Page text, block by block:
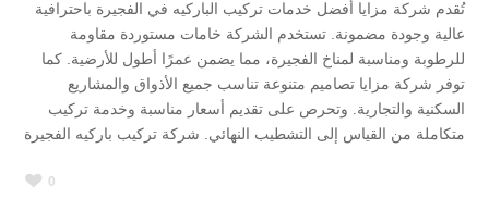
تُقدم شركة مزايا أفضل خدمات تركيب الباركيه في الفجيرة باحترافية
عالية وجودة مضمونة. تستخدم الشركة خامات مستوردة مقاومة
للرطوبة ومناسبة لمناخ الفجيرة، مما يضمن عمرًا أطول للأرضية. كما
توفر شركة مزايا تصاميم متنوعة تناسب جميع الأذواق والمشاريع
السكنية والتجارية. وتحرص على تقديم أسعار مناسبة وخدمة تركيب
متكاملة من القياس إلى التشطيب النهائي. شركة تركيب باركيه الفجيرة
0